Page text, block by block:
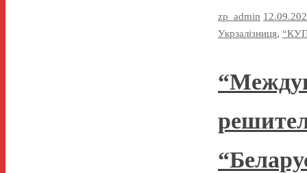
zp_admin
Укрзалізниця,